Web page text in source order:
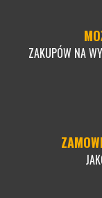
ZAKUPÓW NA